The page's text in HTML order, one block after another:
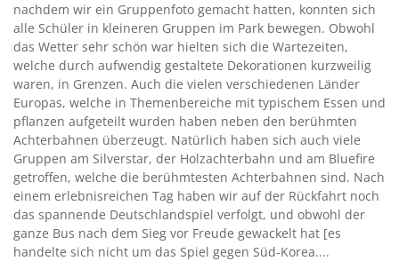
nachdem wir ein Gruppenfoto gemacht hatten, konnten sich
alle Schüler in kleineren Gruppen im Park bewegen. Obwohl
das Wetter sehr schön war hielten sich die Wartezeiten,
welche durch aufwendig gestaltete Dekorationen kurzweilig
waren, in Grenzen. Auch die vielen verschiedenen Länder
Europas, welche in Themenbereiche mit typischem Essen und
pflanzen aufgeteilt wurden haben neben den berühmten
Achterbahnen überzeugt. Natürlich haben sich auch viele
Gruppen am Silverstar, der Holzachterbahn und am Bluefire
getroffen, welche die berühmtesten Achterbahnen sind. Nach
einem erlebnisreichen Tag haben wir auf der Rückfahrt noch
das spannende Deutschlandspiel verfolgt, und obwohl der
ganze Bus nach dem Sieg vor Freude gewackelt hat [es
handelte sich nicht um das Spiel gegen Süd-Korea....